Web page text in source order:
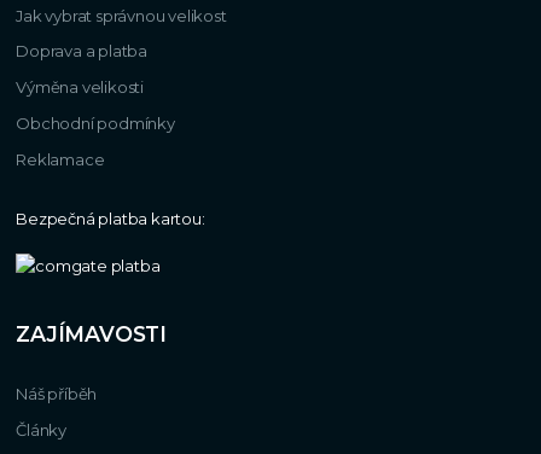
Jak vybrat správnou velikost
Doprava a platba
Výměna velikosti
Obchodní podmínky
Reklamace
Bezpečná platba kartou:
ZAJÍMAVOSTI
Náš příběh
Články